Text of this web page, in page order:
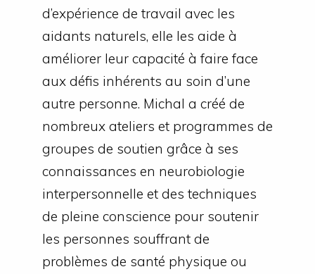
d’expérience de travail avec les
aidants naturels, elle les aide à
améliorer leur capacité à faire face
aux défis inhérents au soin d’une
autre personne. Michal a créé de
nombreux ateliers et programmes de
groupes de soutien grâce à ses
connaissances en neurobiologie
interpersonnelle et des techniques
de pleine conscience pour soutenir
les personnes souffrant de
problèmes de santé physique ou